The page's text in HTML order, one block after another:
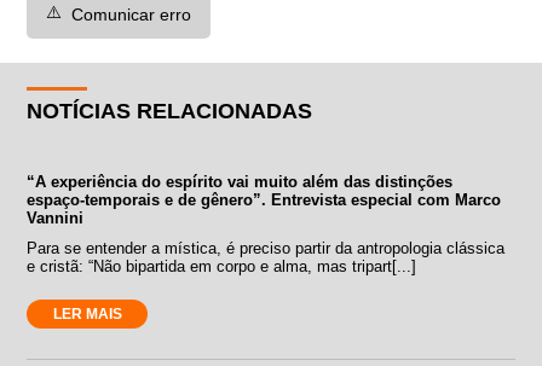
⚠️ Comunicar erro
NOTÍCIAS RELACIONADAS
“A experiência do espírito vai muito além das distinções
espaço-temporais e de gênero”. Entrevista especial com Marco
Vannini
Para se entender a mística, é preciso partir da antropologia clássica
e cristã: “Não bipartida em corpo e alma, mas tripart[...]
LER MAIS